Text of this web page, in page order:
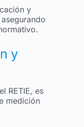
y
y
RETIE, es
medición